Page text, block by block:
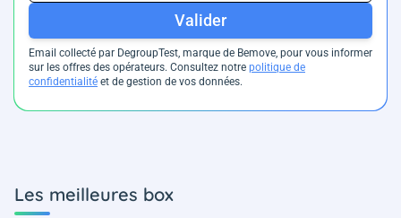
Valider
Email collecté par DegroupTest, marque de Bemove, pour vous informer
sur les offres des opérateurs. Consultez notre politique de
confidentialité et de gestion de vos données.
Les meilleures box